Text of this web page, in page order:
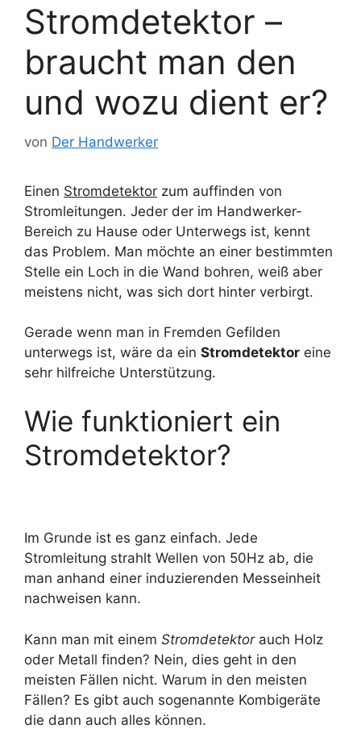
Stromdetektor –
braucht man den
und wozu dient er?
von Der Handwerker
Einen Stromdetektor zum auffinden von
Stromleitungen. Jeder der im Handwerker-
Bereich zu Hause oder Unterwegs ist, kennt
das Problem. Man möchte an einer bestimmten
Stelle ein Loch in die Wand bohren, weiß aber
meistens nicht, was sich dort hinter verbirgt.
Gerade wenn man in Fremden Gefilden
unterwegs ist, wäre da ein Stromdetektor eine
sehr hilfreiche Unterstützung.
Wie funktioniert ein
Stromdetektor?
Im Grunde ist es ganz einfach. Jede
Stromleitung strahlt Wellen von 50Hz ab, die
man anhand einer induzierenden Messeinheit
nachweisen kann.
Kann man mit einem Stromdetektorauch Holz
oder Metall finden? Nein, dies geht in den
meisten Fällen nicht. Warum in den meisten
Fällen? Es gibt auch sogenannte Kombigeräte
die dann auch alles können.